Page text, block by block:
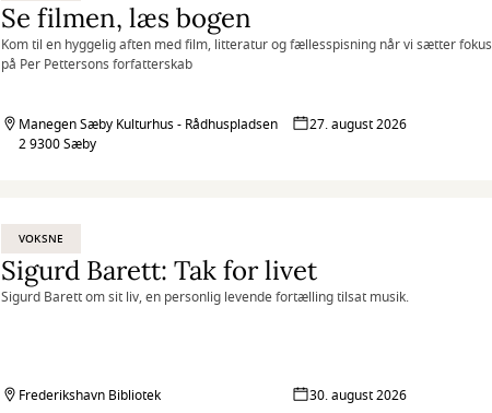
Se filmen, læs bogen
Kom til en hyggelig aften med film, litteratur og fællesspisning når vi sætter fokus
på Per Pettersons forfatterskab
Manegen Sæby Kulturhus - Rådhuspladsen
2 9300 Sæby
27. august 2026
VOKSNE
Sigurd Barett: Tak for livet
Sigurd Barett om sit liv, en personlig levende fortælling tilsat musik.
Frederikshavn Bibliotek 30. august 2026